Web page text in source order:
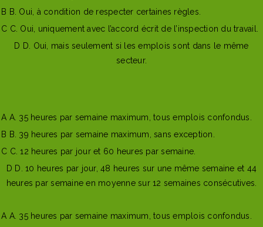
B B. Oui, à condition de respecter certaines règles.
C C. Oui, uniquement avec l’accord écrit de l’inspection du travail.
D D. Oui, mais seulement si les emplois sont dans le même
secteur.
A A. 35 heures par semaine maximum, tous emplois confondus.
B B. 39 heures par semaine maximum, sans exception.
C C. 12 heures par jour et 60 heures par semaine.
D D. 10 heures par jour, 48 heures sur une même semaine et 44
heures par semaine en moyenne sur 12 semaines consécutives.
A A. 35 heures par semaine maximum, tous emplois confondus.